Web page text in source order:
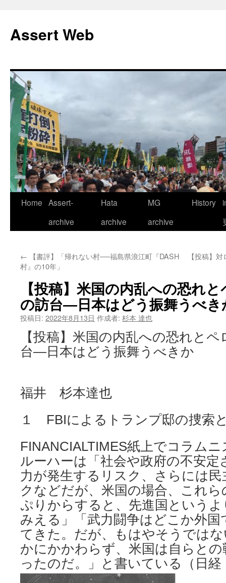
テ
ン
ス
キ
ッ
プ
Assert Web
Home Assert-
archive
Hata
archive
MG
archive
History
← 【書評】「帰れない村──福島県浪江町『DASH
村』の10年」
【投稿】
【投稿】米国の内乱への恐れ
の訪台―日本はどう振舞うべき
投稿日: 2022年8月13日 作成者: 杉本 達也
【投稿】米国の内乱への恐れと
台―日本はどう振舞うべきか
福井 杉本達也
１ FBIによるトランプ邸の捜索
FINANCIALTIMES紙上でコラム
ルーハーは「社会や政府の不安定
力が発生するリスク、さらには
クなどだが、米国の場合、これ
ぷりからすると、先進国という
みえる」「武力闘争はどこか外
てきた。だが、もはやそうでは
かにかかわらず、米国は自らと
ったのだ。」と書いている（日経